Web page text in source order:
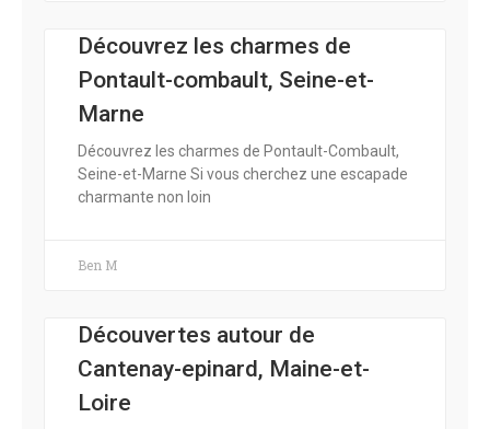
Découvrez les charmes de
Pontault-combault, Seine-et-
Marne
Découvrez les charmes de Pontault-Combault,
Seine-et-Marne Si vous cherchez une escapade
charmante non loin
Ben M
Découvertes autour de
Cantenay-epinard, Maine-et-
Loire